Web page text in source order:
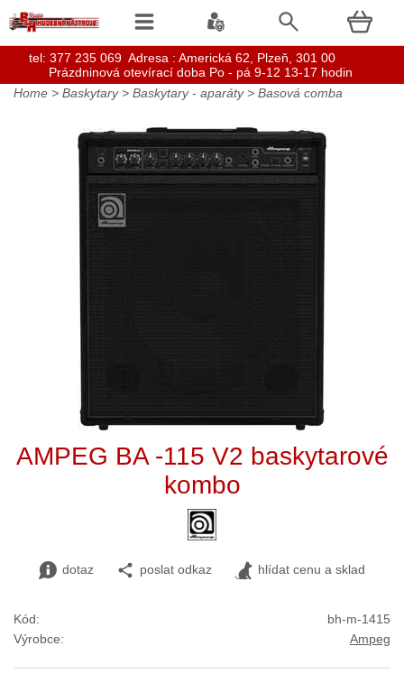
Home > Baskytary> Baskytary - aparáty> Basová comba
AMPEG BA -115 V2 baskytarové
kombo
dotaz poslat odkaz hlídat cenu a sklad
Kód:
bh-m-1415
Výrobce:
Ampeg
tel: 377 235 069 Adresa : Americká 62, Plzeň, 301 00
Prázdninová otevírací doba Po - pá 9-12 13-17 hodin